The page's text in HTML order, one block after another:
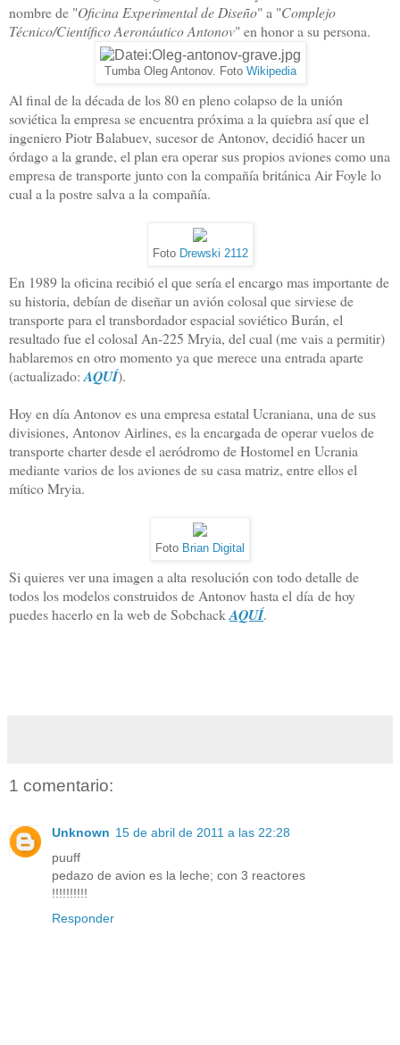
nombre de "Oficina Experimental de Diseño" a "Complejo
Técnico/Científico Aeronáutico Antonov" en honor a su persona.
Tumba Oleg Antonov. Foto Wikipedia
Al final de la década de los 80 en pleno colapso de la unión
soviética la empresa se encuentra próxima a la quiebra así que el
ingeniero Piotr Balabuev, sucesor de Antonov, decidió hacer un
órdago a la grande, el plan era operar sus propios aviones como una
empresa de transporte junto con la compañía británica Air Foyle lo
cual a la postre salva a la compañía.
Foto Drewski 2112
En 1989 la oficina recibió el que sería el encargo mas importante de
su historia, debían de diseñar un avión colosal que sirviese de
transporte para el transbordador espacial soviético Burán, el
resultado fue el colosal An-225 Mryia, del cual (me vais a permitir)
hablaremos en otro momento ya que merece una entrada aparte
(actualizado: AQUÍ).
Hoy en día Antonov es una empresa estatal Ucraniana, una de sus
divisiones, Antonov Airlines, es la encargada de operar vuelos de
transporte charter desde el aeródromo de Hostomel en Ucrania
mediante varios de los aviones de su casa matriz, entre ellos el
mítico Mryia.
Foto Brian Digital
Si quieres ver una imagen a alta resolución con todo detalle de
todos los modelos construidos de Antonov hasta el día de hoy
puedes hacerlo en la web de SobchackAQUÍ.
1 comentario:
Unknown 15 de abril de 2011 a las 22:28
puuff
pedazo de avion es la leche; con 3 reactores
!!!!!!!!!!
Responder